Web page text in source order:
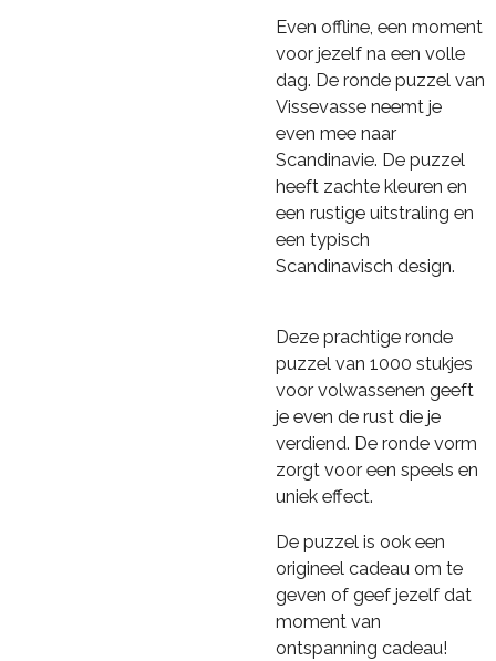
Even offline, een moment
voor jezelf na een volle
dag. De ronde puzzel van
Vissevasse neemt je
even mee naar
Scandinavie. De puzzel
heeft zachte kleuren en
een rustige uitstraling en
een typisch
Scandinavisch design.
Deze prachtige ronde
puzzel van 1000 stukjes
voor volwassenen geeft
je even de rust die je
verdiend. De ronde vorm
zorgt voor een speels en
uniek effect.
De puzzel is ook een
origineel cadeau om te
geven of geef jezelf dat
moment van
ontspanning cadeau!